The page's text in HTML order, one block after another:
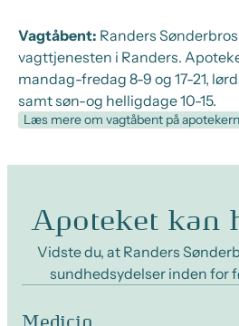
Vagtåbent: Randers
vagttjenesten i Randers.
mandag-fredag 8-9 og 17-21,
samt søn-og helligdage 10-15.
Læs mere om vagtåbent på
Apoteket kan
Vidste du, at Randers
sundhedsydelser inden for
Medicin